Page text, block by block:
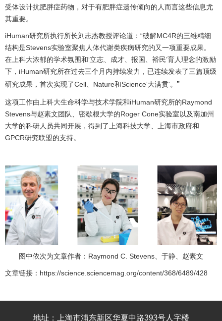
受体设计抗肥胖症药物，对于有肥胖症遗传倾向的人而言这些信息尤
其重要。
iHuman研究所执行所长刘志杰教授评论道：“破解MC4R的三维精细
结构是Stevens实验室聚焦人体代谢类疾病研究的又一项重要成果。
在上科大浓郁的学术氛围和‘立志、成才、报国、裕民’育人理念的激励
下，iHuman研究所在过去三个月内持续发力，已连续发表了三篇顶级
研究成果，首次实现了Cell、Nature和Science‘大满贯’。 ”
这项工作由上科大生命科学与技术学院和iHuman研究所的Raymond
Stevens与赵素文团队、密歇根大学的Roger Cone实验室以及南加州
大学的科研人员共同开展，得到了上海科技大学、上海市政府和
GPCR研究联盟的支持。
图中依次为文章作者：Raymond C. Stevens、于静、赵素文
文章链接： https://science.sciencemag.org/content/368/6489/428
地址：上海市浦东新区华夏中路393号人字楼